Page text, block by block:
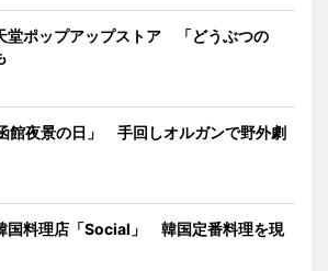
堂ポップアップストア 「どうぶつの
館夜景の日」 手回しオルガンで野外劇
国料理店「Social」 韓国定番料理を現